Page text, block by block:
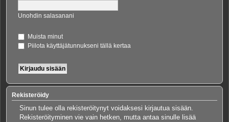
Unohdin salasanani
Muista minut
Piilota käyttäjätunnukseni tällä kertaa
Rekisteröidy
Sinun tulee olla rekisteröitynyt voidaksesi kirjautua sisään.
Rekisteröityminen vie vain hetken, mutta antaa sinulle lisää